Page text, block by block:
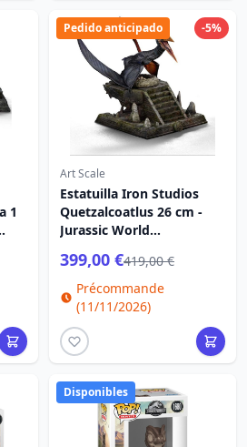
1
-5%
Pedido anticipado
Art Scale
Estatuilla Iron Studios
Quetzalcoatlus 26 cm -
Jurassic World
399,00 €419,00 €
Précommande
(11/11/2026)
Disponibles